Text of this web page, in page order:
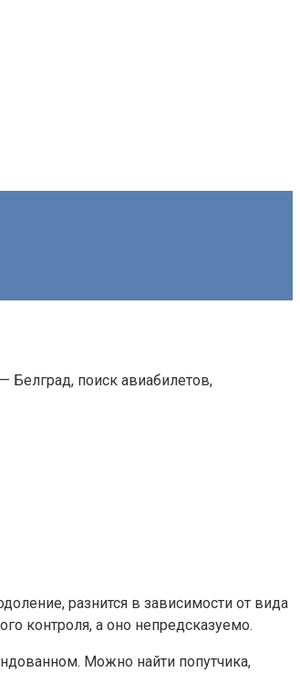
Белград, поиск авиабилетов,
разнится в зависимости от вида
контроля, а оно непредсказуемо.
Можно найти попутчика,